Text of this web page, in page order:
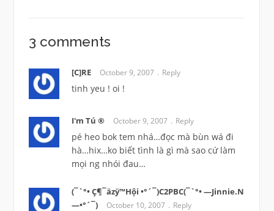
3 comments
[C]RE October 9, 2007 Reply
tinh yeu ! oi !
I'm Tú ® October 9, 2007 Reply
pé heo bok tem nhá…đọc mà bùn wá đi
hà…hix…ko biết tình là gì mà sao cứ làm
mọi ng nhói đau…
(¯`°• Ç¶¯äzÿ™Hội •°´¯)C2PBC(¯`°• —Jinnie.N
—•°´¯)
October 10, 2007 Reply